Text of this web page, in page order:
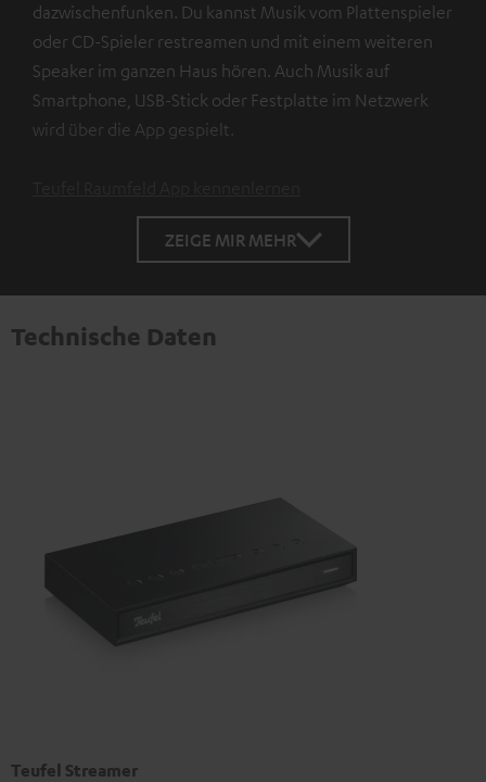
dazwischenfunken. Du kannst Musik vom Plattenspieler
oder CD-Spieler restreamen und mit einem weiteren
Speaker im ganzen Haus hören. Auch Musik auf
Smartphone, USB-Stick oder Festplatte im Netzwerk
wird über die App gespielt.
ZEIGE MIR MEHR
Technische Daten
Teufel Streamer